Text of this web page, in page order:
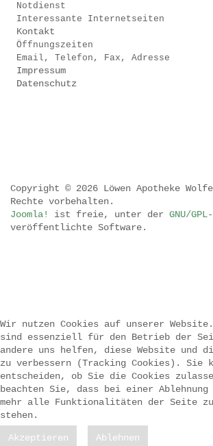
Notdienst
Interessante Internetseiten
Kontakt
Öffnungszeiten
Email, Telefon, Fax, Adresse
Impressum
Datenschutz
Copyright © 2026 Löwen Apotheke
Rechte vorbehalten.
Joomla!
ist freie, unter der GNU/
veröffentlichte Software.
.
Wir nutzen Cookies auf unserer
sind essenziell für den Betrieb der
andere uns helfen, diese Website und
zu verbessern (Tracking Cookies). Sie
entscheiden, ob Sie die Cookies
beachten Sie, dass bei einer Ablehnung
mehr alle Funktionalitäten der Seite
stehen.
Akzeptieren Ablehnen